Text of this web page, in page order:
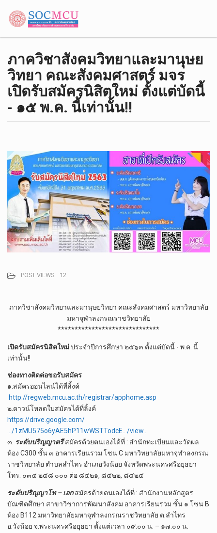
ภาควิชา​สังคมวิทยา​และ​มานุษ​ย
วิทยา​ คณะสังคมศาสตร์ มจร
เปิดรับสมัครนิสิตใหม่ ตั้งแต่บัดนี้​
-​ ๑๕ พ.ค.​ นี้เท่านั้น!!
POST VIEWS: 12
ภาควิชา​สังคมวิทยา​และ​มานุษ​ยวิทยา​ คณะสังคมศาสตร์ มหาวิทยาลัย
มหาจุฬาลงกรณราชวิทยาลัย
******************************
เปิดรับสมัครนิสิตใหม่ประจำปีการศึกษา ๒๕๖๓ ตั้งแต่บัดนี้​ -​ พ.ค.​ นี้
เท่านั้น!!
ช่องทางติดต่อขอรับสมัคร
๑.สมัครออนไลน์ได้ที่ลิ้งค์​
http://regweb.mcu.ac.th/registrar/apphome.asp
๒.​ดาวน์โหลดใบสมัคร​ได้ที่ลิ้งค์​
https://drive.google.com/
…/1zMU575o6yAE5hP11wWSTTodcE…/view…
๓.​ ระดับปริญญาตรีสมัครด้วยตนเองได้ที่ : สำนัก​ทะเบียน​และ​วัดผล​
ห้อง​ C300 ชั้น​ ๓​ อาคารเรียน​รวม​ โซน​ C มหาวิทยาลัย​มหา​จุฬา​ลง​ก​รณ​
ราช​วิทยาลัย​ ตำบล​ลำ​ไทร​ อำเภอ​วังน้อย​ จังหวัด​พระนคร​ศรี​อยุธยา
โทร.​ ๐๓๕​ ๒๔๘​ ๐๐๐​ ต่อ​ ๘๔๒๑,​ ๘๔๒๒,​ ๘๔๒๔
ระดับปริญญาโท – เอกสมัครด้วยตนเองได้ที่ : สำนักงานหลักสูตร
บัณฑิตศึกษา สาขาวิชาการพัฒนาสังคม อาคารเรียนรวม ชั้น ๑ โซน B
ห้อง B112 มหาวิทยาลัยมหาจุฬาลงกรณราชวิทยาลัย ต.ลำไทร
อ.วังน้อย จ.พระนครศรีอยุธยา ตั้งแต่เวลา ๐๙.๐๐ น. – ๑๗.๐๐ น.